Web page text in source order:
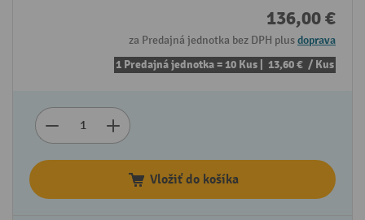
136,00 €
za Predajná jednotka bez DPH plusdoprava
1 Predajná jednotka = 10 Kus | 13,60 € / Kus
Vložiť do košíka